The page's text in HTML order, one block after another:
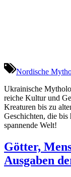
Nordische
Ukrainische
reiche Kultur und
Kreaturen bis zu
Geschichten, die bis
spannende Welt!
Götter,
Ausgaben